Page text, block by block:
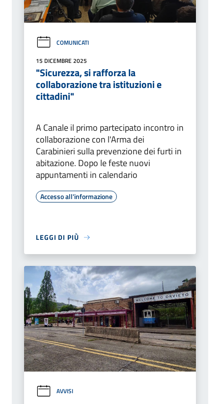
COMUNICATI
15 DICEMBRE 2025
"Sicurezza, si rafforza la
collaborazione tra istituzioni e
cittadini"
A Canale il primo partecipato incontro in
collaborazione con l'Arma dei
Carabinieri sulla prevenzione dei furti in
abitazione. Dopo le feste nuovi
appuntamenti in calendario
Accesso all'informazione
LEGGI DI PIÙ
AVVISI